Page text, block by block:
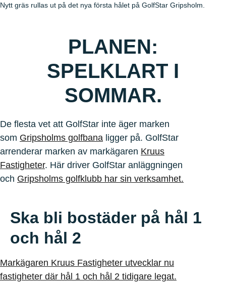
Nytt gräs rullas ut på det nya första hålet på GolfStar Gripsholm.
PLANEN:
SPELKLART I
SOMMAR.
De flesta vet att GolfStar inte äger marken
som Gripsholms golfbana ligger på. GolfStar
arrenderar marken av markägaren Kruus
Fastigheter. Här driver GolfStar anläggningen
och Gripsholms golfklubb har sin verksamhet.
Ska bli bostäder på hål 1
och hål 2
Markägaren Kruus Fastigheter utvecklar nu
fastigheter där hål 1 och hål 2 tidigare legat.